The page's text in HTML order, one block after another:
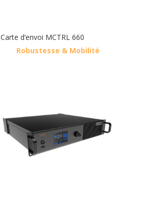
Carte d’envoi MCTRL 660
Robustesse & Mobilité